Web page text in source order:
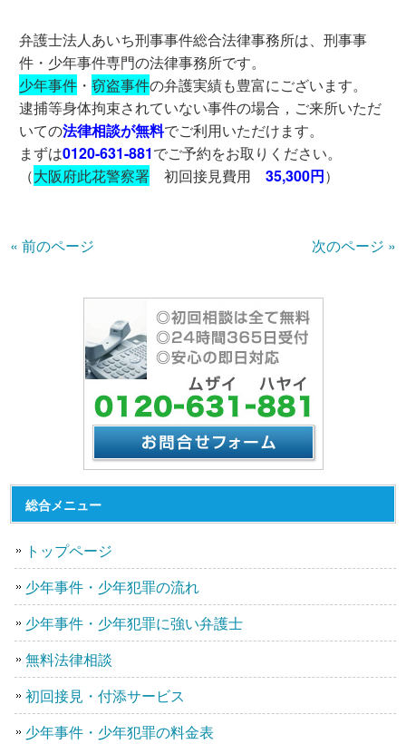
弁護士法人あいち刑事事件総合法律事務所は、刑事事
件・少年事件専門の法律事務所です。
少年事件 ・窃盗事件の弁護実績も豊富にございます。
逮捕等身体拘束されていない事件の場合，ご来所いただ
いての法律相談が無料でご利用いただけます。
まずは0120-631-881でご予約をお取りください。
（大阪府此花警察署 初回接見費用35,300円）
« 前のページ 次のページ »
総合メニュー
トップページ
少年事件・少年犯罪の流れ
少年事件・少年犯罪に強い弁護士
無料法律相談
初回接見・付添サービス
少年事件・少年犯罪の料金表